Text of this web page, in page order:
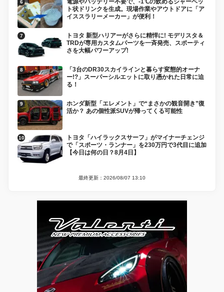
ト状ドリンクを生成。現場作業やアウトドアに「ア
イススラリーメーカー」が便利！
トヨタ 新型ハリアーがさらに精悍に! モデリスタ＆
TRDが専用カスタムパーツを一斉発売、スポーティ
さを大幅パワーアップ!
「3台のDR30スカイラインと暮らす変態的オーナ
ー!?」スーパーシルエットに取り憑かれた日常に迫
る！
ホンダ新型「エレメント」で“まさかの観音開き”復
活か？ あの個性派SUVが帰ってくる可能性
トヨタ「ハイラックスサーフ」がマイナーチェンジ
で「スポーツ・ランナー」を230万円で3代目に追加
【今日は何の日？8月4日】
最終更新：2026/08/07 13:10